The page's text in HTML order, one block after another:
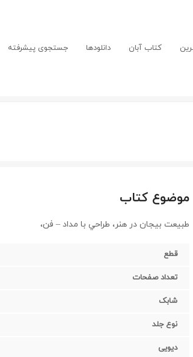
کتاب آبان دانلودها جستجوی پیشرفته
موضوع کتاب
طبيعت بيجان در هنر، طراحي با مداد – فن،
قطع
تعداد صفحات
شابک
نوع جلد
دیویی